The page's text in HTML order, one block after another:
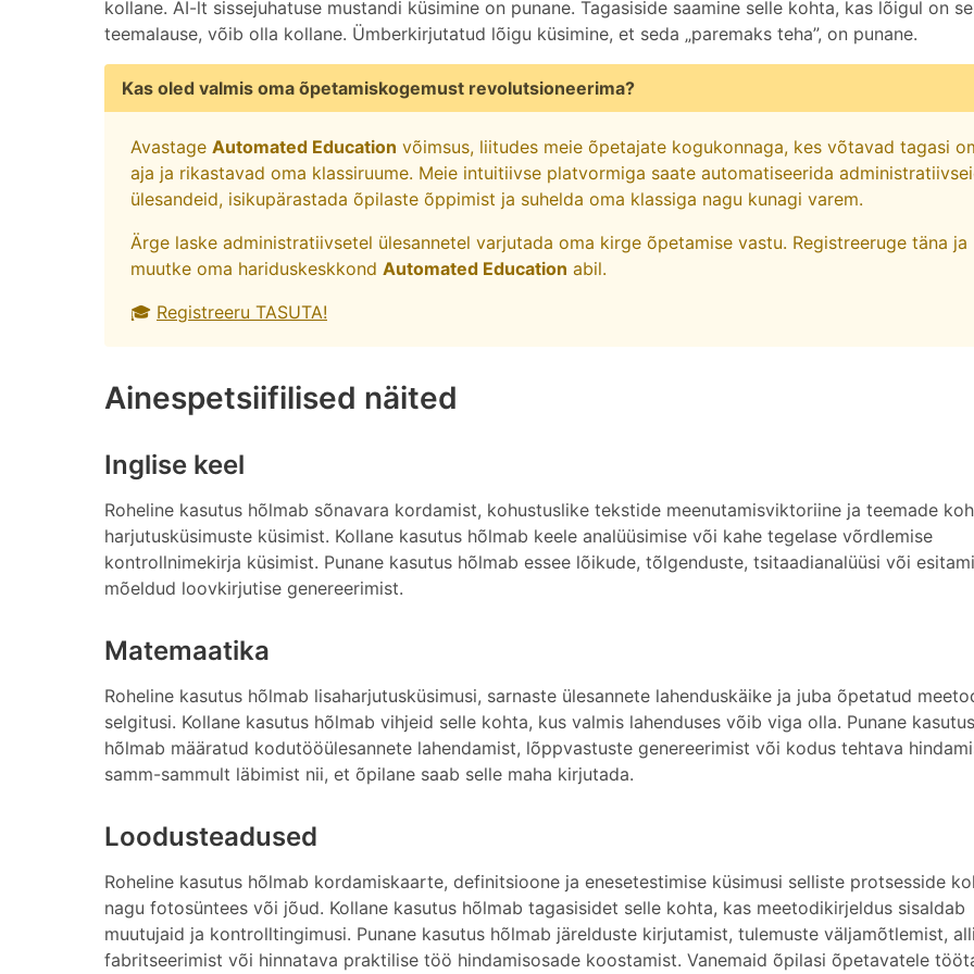
kollane. AI-lt sissejuhatuse mustandi küsimine on punane. Tagasiside saamine selle kohta, kas lõigul on
teemalause, võib olla kollane. Ümberkirjutatud lõigu küsimine, et seda „paremaks teha”, on punane.
Kas oled valmis oma õpetamiskogemust revolutsioneerima?
Avastage Automated Education võimsus, liitudes meie õpetajate kogukonnaga, kes võtavad tagasi
aja ja rikastavad oma klassiruume. Meie intuitiivse platvormiga saate automatiseerida
ülesandeid, isikupärastada õpilaste õppimist ja suhelda oma klassiga nagu kunagi varem.
Ärge laske administratiivsetel ülesannetel varjutada oma kirge õpetamise vastu. Registreeruge täna ja
muutke oma hariduskeskkond Automated Education abil.
🎓 Registreeru TASUTA!
Ainespetsiifilised näited
Inglise keel
Roheline kasutus hõlmab sõnavara kordamist, kohustuslike tekstide meenutamisviktoriine ja teemade
harjutusküsimuste küsimist. Kollane kasutus hõlmab keele analüüsimise või kahe tegelase võrdlemise
kontrollnimekirja küsimist. Punane kasutus hõlmab essee lõikude, tõlgenduste, tsitaadianalüüsi või
mõeldud loovkirjutise genereerimist.
Matemaatika
Roheline kasutus hõlmab lisaharjutusküsimusi, sarnaste ülesannete lahenduskäike ja juba õpetatud
selgitusi. Kollane kasutus hõlmab vihjeid selle kohta, kus valmis lahenduses võib viga olla. Punane kasutus
hõlmab määratud kodutööülesannete lahendamist, lõppvastuste genereerimist või kodus tehtava
samm-sammult läbimist nii, et õpilane saab selle maha kirjutada.
Loodusteadused
Roheline kasutus hõlmab kordamiskaarte, definitsioone ja enesetestimise küsimusi selliste protsesside
nagu fotosüntees või jõud. Kollane kasutus hõlmab tagasisidet selle kohta, kas meetodikirjeldus sisaldab
muutujaid ja kontrolltingimusi. Punane kasutus hõlmab järelduste kirjutamist, tulemuste väljamõtlemist,
fabritseerimist või hinnatava praktilise töö hindamisosade koostamist. Vanemaid õpilasi õpetavatele